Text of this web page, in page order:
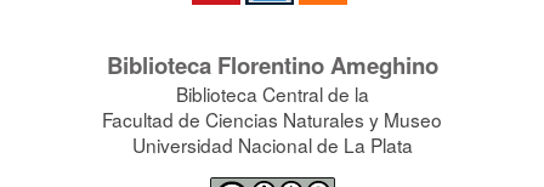
Biblioteca Florentino Ameghino
Biblioteca Central de la
Facultad de Ciencias Naturales y Museo
Universidad Nacional de La Plata